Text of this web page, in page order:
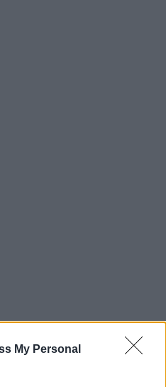
My Personal